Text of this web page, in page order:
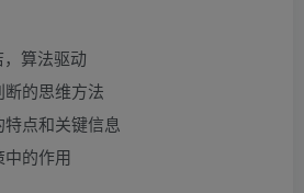
算法驱动
的思维方法
点和关键信息
的作用